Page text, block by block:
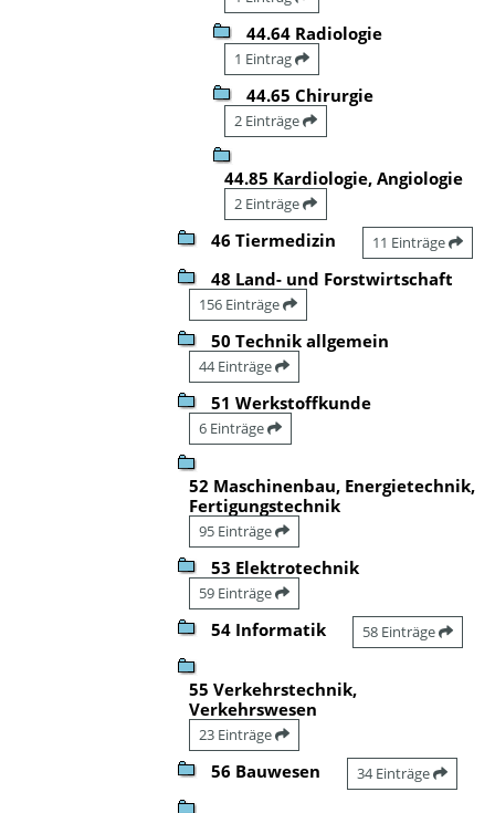
44.64 Radiologie
1 Eintrag
44.65 Chirurgie
2 Einträge
44.85 Kardiologie, Angiologie
2 Einträge
46 Tiermedizin 11 Einträge
48 Land- und Forstwirtschaft
156 Einträge
50 Technik allgemein
44 Einträge
51 Werkstoffkunde
6 Einträge
52 Maschinenbau, Energietechnik,
Fertigungstechnik
95 Einträge
53 Elektrotechnik
59 Einträge
54 Informatik 58 Einträge
55 Verkehrstechnik,
Verkehrswesen
23 Einträge
56 Bauwesen 34 Einträge